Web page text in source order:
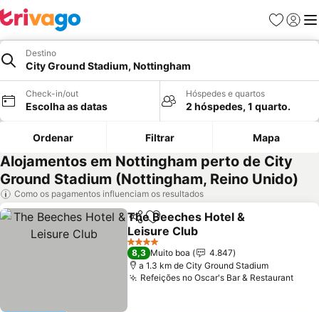
Favoritos
Iniciar
Destino
City Ground Stadium, Nottingham
Check-in/out
Escolha as datas
Hóspedes e quartos
2 hóspedes, 1 quarto.
Ordenar Filtrar Mapa
Alojamentos em Nottingham perto de City
Ground Stadium (Nottingham, Reino Unido)
Como os pagamentos influenciam os resultados
PartilharAdicionar aos favoritos
The Beeches Hotel &
Leisure Club
4 Estrelas
8,3 Muito boa
4.847
a 1.3 km de City Ground Stadium
Refeições no Oscar's Bar & Restaurant